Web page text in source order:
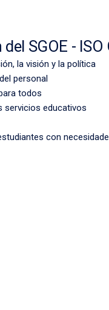
SGOE - ISO
la visión y la política
personal
todos
servicios educativos
con